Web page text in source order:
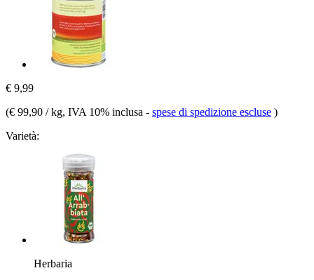
€ 9,99
(€ 99,90 / kg, IVA 10% inclusa - spese di spedizione escluse )
Varietà:
Herbaria